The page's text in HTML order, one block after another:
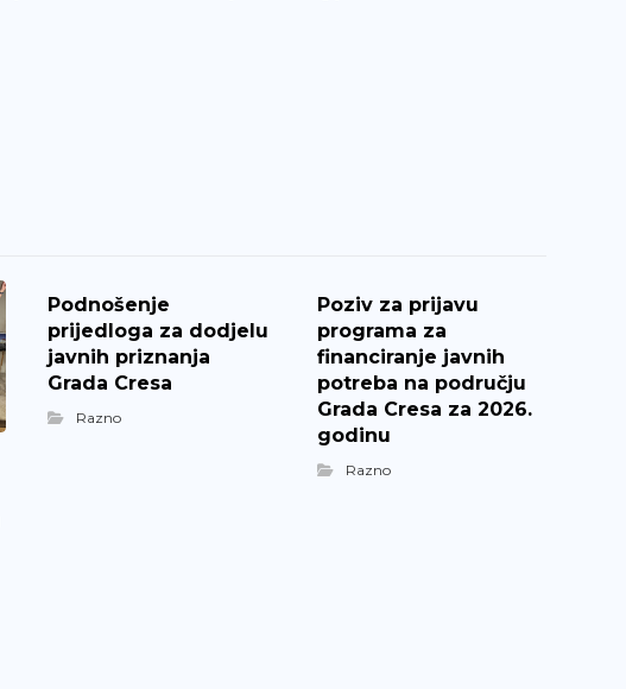
Podnošenje
prijedloga za dodjelu
javnih priznanja
Grada Cresa
Razno
Poziv za prijavu
programa za
financiranje javnih
potreba na području
Grada Cresa za 2026.
godinu
Razno